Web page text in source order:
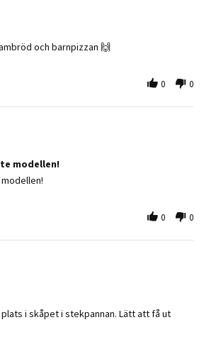
2024och barnpizzan 🙌
0 0
modellen!
2024
snyggaste modellen!
0 0
2024
plats i skåpet i stekpannan. Lätt att få ut